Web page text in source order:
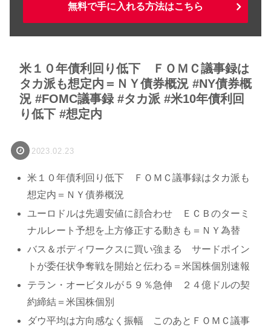
無料で手に入れる方法はこちら
米１０年債利回り低下 ＦＯＭＣ議事録は
タカ派も想定内＝ＮＹ債券概況 #NY債券概
況 #FOMC議事録 #タカ派 #米10年債利回
り低下 #想定内
2023.02.23
米１０年債利回り低下 ＦＯＭＣ議事録はタカ派も
想定内＝ＮＹ債券概況
ユーロドルは先週安値に顔合わせ ＥＣＢのターミ
ナルレート予想を上方修正する動きも＝ＮＹ為替
バス＆ボディワークスに買い強まる サードポイン
トが委任状争奪戦を開始と伝わる＝米国株個別速報
テラン・オービタルが５９％急伸 ２４億ドルの契
約締結＝米国株個別
ダウ平均は方向感なく振幅 このあとＦＯＭＣ議事